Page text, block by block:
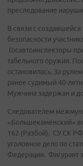
преследование
В связи с
безопасности
Госавтоинспекторы
табельного оружия.
остановилась. За
ранее судимый 40-
Мужчина задержан и
Следователем
«Большекаменский»
162 (Разбой). СУ СК
уголовное дело по
Федерации. Фигурант